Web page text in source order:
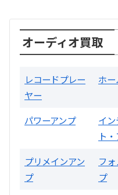
片耳巻き取りイ
買取価格：
オーディオ買取
レコードプレー
ヤー
ホ
パワーアンプ
イ
ト
プリメインアン
プ
フ
プ